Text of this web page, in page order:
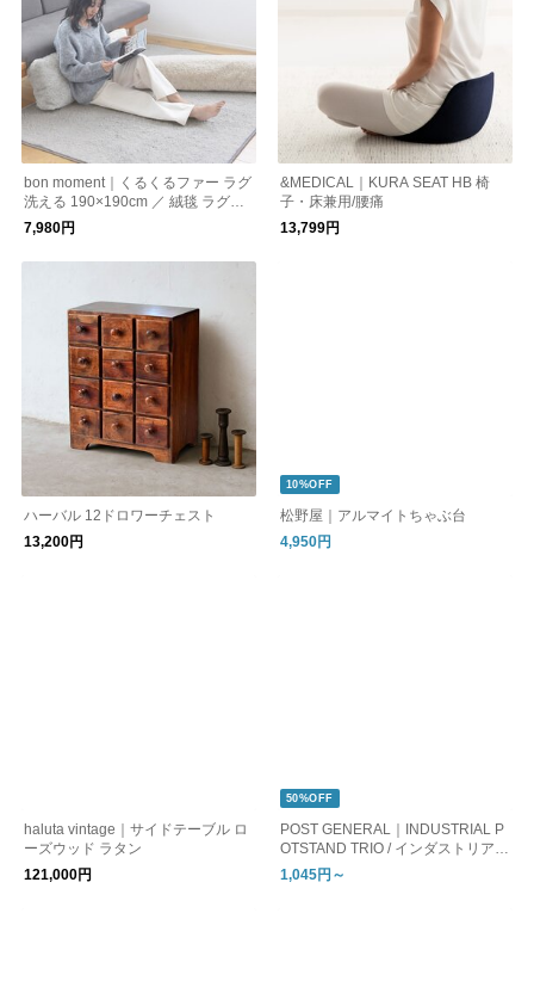
bon moment｜くるくるファー ラグ
洗える 190×190cm ／ 絨毯 ラグマ
ット
7,980円
&MEDICAL｜KURA SEAT HB 椅
子・床兼用/腰痛
13,799円
ハーバル 12ドロワーチェスト
13,200円
10%OFF
松野屋｜アルマイトちゃぶ台
4,950円
haluta vintage｜サイドテーブル ロ
ーズウッド ラタン
121,000円
50%OFF
POST GENERAL｜INDUSTRIAL P
OTSTAND TRIO / インダストリアル
ポットスタンド トリオ S/L
1,045円～